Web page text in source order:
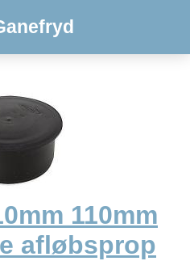
110mm
afløbsprop